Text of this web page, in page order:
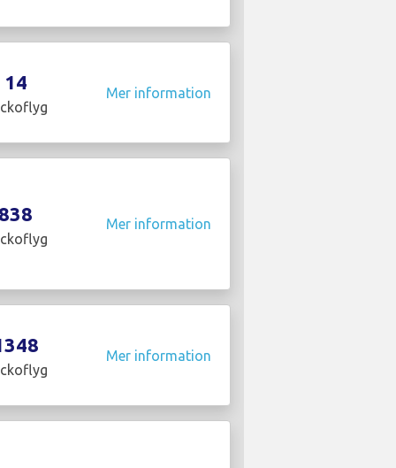
14 Mer information
Mer information
Mer information